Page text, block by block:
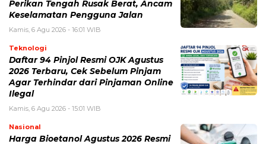
Perikan Tengah Rusak Berat, Ancam
Keselamatan Pengguna Jalan
Kamis, 6 Agu 2026 - 16:01 WIB
Teknologi
Daftar 94 Pinjol Resmi OJK Agustus
2026 Terbaru, Cek Sebelum Pinjam
Agar Terhindar dari Pinjaman Online
Ilegal
Kamis, 6 Agu 2026 - 15:01 WIB
Nasional
Harga Bioetanol Agustus 2026 Resmi